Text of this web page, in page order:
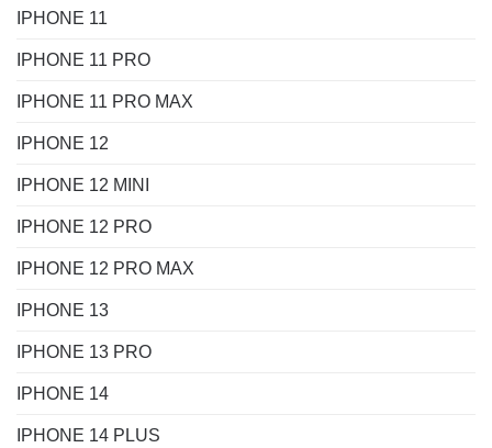
IPHONE 11
IPHONE 11 PRO
IPHONE 11 PRO MAX
IPHONE 12
IPHONE 12 MINI
IPHONE 12 PRO
IPHONE 12 PRO MAX
IPHONE 13
IPHONE 13 PRO
IPHONE 14
IPHONE 14 PLUS